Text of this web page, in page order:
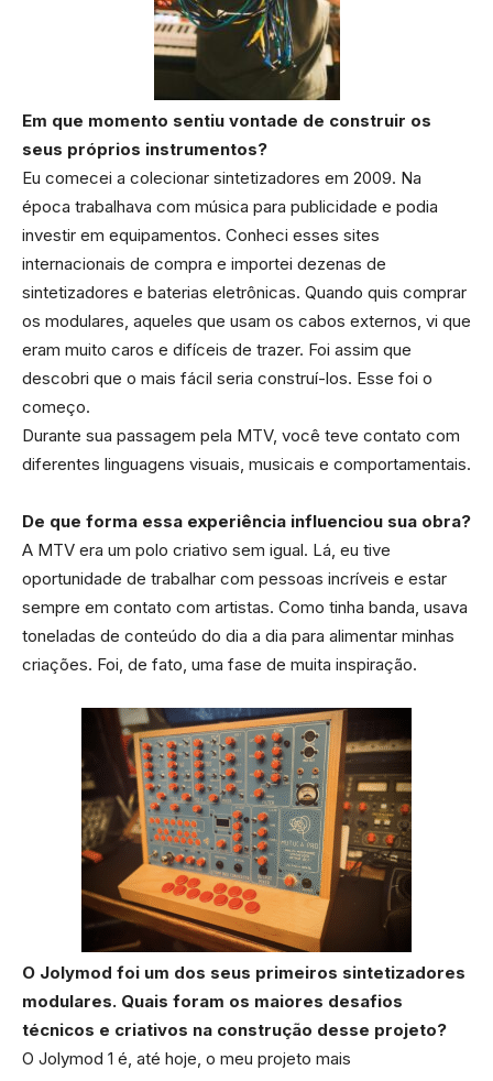
Em que momento sentiu vontade de construir os
seus próprios instrumentos?
Eu comecei a colecionar sintetizadores em 2009. Na
época trabalhava com música para publicidade e podia
investir em equipamentos. Conheci esses sites
internacionais de compra e importei dezenas de
sintetizadores e baterias eletrônicas. Quando quis comprar
os modulares, aqueles que usam os cabos externos, vi que
eram muito caros e difíceis de trazer. Foi assim que
descobri que o mais fácil seria construí-los. Esse foi o
começo.
Durante sua passagem pela MTV, você teve contato com
diferentes linguagens visuais, musicais e comportamentais.
De que forma essa experiência influenciou sua obra?
A MTV era um polo criativo sem igual. Lá, eu tive
oportunidade de trabalhar com pessoas incríveis e estar
sempre em contato com artistas. Como tinha banda, usava
toneladas de conteúdo do dia a dia para alimentar minhas
criações. Foi, de fato, uma fase de muita inspiração.
O Jolymod foi um dos seus primeiros sintetizadores
modulares. Quais foram os maiores desafios
técnicos e criativos na construção desse projeto?
O Jolymod 1 é, até hoje, o meu projeto mais